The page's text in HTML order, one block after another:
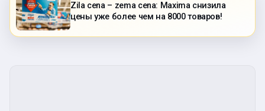
Zila cena – zema cena: Maxima снизила
цены уже более чем на 8000 товаров!